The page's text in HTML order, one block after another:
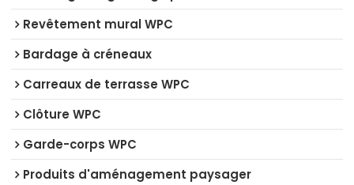
Revêtement mural WPC
Bardage à créneaux
Carreaux de terrasse WPC
Clôture WPC
Garde-corps WPC
Produits d'aménagement paysager